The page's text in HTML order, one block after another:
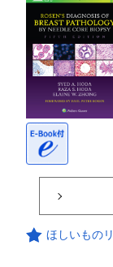
ほしいもの